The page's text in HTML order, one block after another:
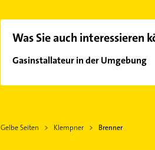
Was Sie auch interessieren
Gasinstallateur in der Umgebung
Kochel am See
Gelbe Seiten Klempner Brenner